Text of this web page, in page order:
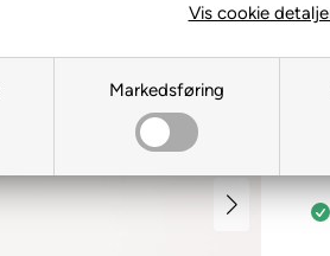
Markedsføring
Vis cookie